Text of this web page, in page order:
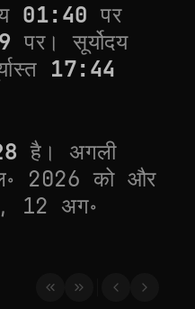
01:40 पर
पर। सूर्योदय
17:44
है। अगली
2026 को और
12 अग॰